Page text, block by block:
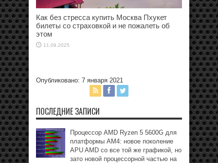
Как без стресса купить Москва Пхукет
билеты со страховкой и не пожалеть об
этом
11.09.2025
Опубликовано: 7 января 2021
ПОСЛЕДНИЕ ЗАПИСИ
Процессор AMD Ryzen 5 5600G для
платформы АМ4: новое поколение
APU AMD со все той же графикой, но
зато новой процессорной частью на